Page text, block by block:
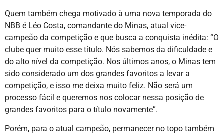
Quem também chega motivado à uma nova temporada do
NBB é Léo Costa, comandante do Minas, atual vice-
campeão da competição e que busca a conquista inédita: “O
clube quer muito esse título. Nós sabemos da dificuldade e
do alto nível da competição. Nos últimos anos, o Minas tem
sido considerado um dos grandes favoritos a levar a
competição, e isso me deixa muito feliz. Não será um
processo fácil e queremos nos colocar nessa posição de
grandes favoritos para o título novamente”.
Porém, para o atual campeão, permanecer no topo também